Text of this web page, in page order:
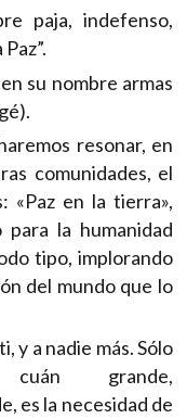
paja, indefenso,
su nombre armas
resonar, en
comunidades, el
«Paz en la tierra»,
la humanidad
tipo, implorando
del mundo que lo
y a nadie más. Sólo
grande,
es la necesidad de